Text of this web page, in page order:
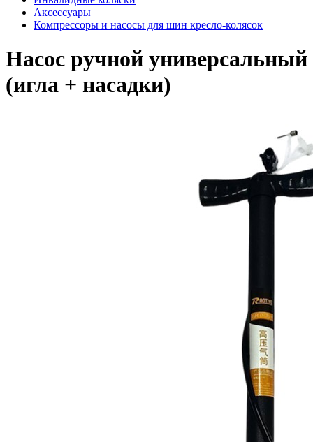
Аксессуары
Компрессоры и насосы для шин кресло-колясок
Насос ручной универсальный
(игла + насадки)